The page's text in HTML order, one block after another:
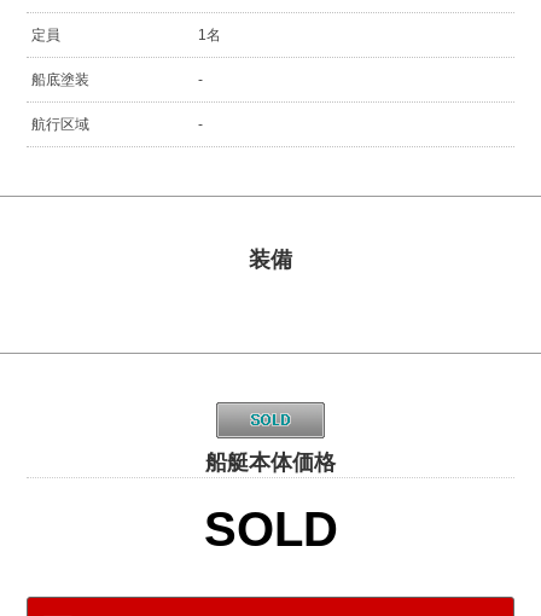
定員 1名
船底塗装 -
航行区域 -
装備
船艇本体価格
SOLD